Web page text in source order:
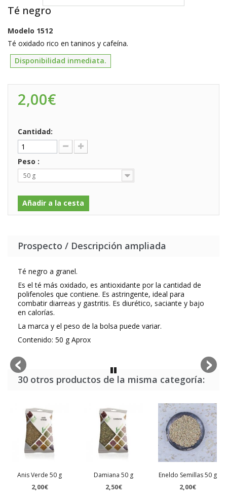
Té negro
Modelo 1512
Té oxidado rico en taninos y cafeína.
Disponibilidad inmediata.
2,00€
Cantidad:
Peso :
50 g
Añadir a la cesta
Prospecto / Descripción ampliada
Té negro a granel.
Es el té más oxidado, es antioxidante por la cantidad de
polifenoles que contiene. Es astringente, ideal para
combatir diarreas y gastritis. Es diurético, saciante y bajo
en calorías.
La marca y el peso de la bolsa puede variar.
Contenido: 50 g Aprox
30 otros productos de la misma categoría:
Anis Verde 50 g
2,00€
Damiana 50 g
2,50€
Eneldo Semillas 50 g
2,00€